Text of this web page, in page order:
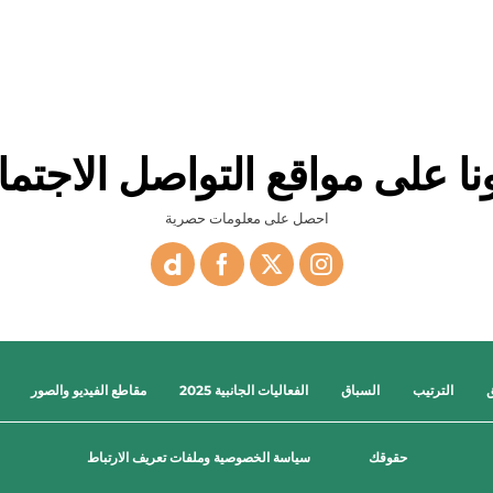
على مواقع التواصل
احصل على معلومات حصرية
الترتيب السباق الفعاليات الجانبية 2025 مقاطع الفيديو والصور
حقوقك سياسة الخصوصية وملفات تعريف الارتباط